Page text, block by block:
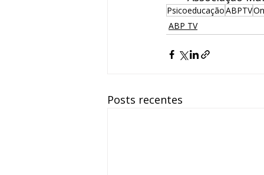
PsicoeducaçãoABPTV
ABP TV
Posts recentes